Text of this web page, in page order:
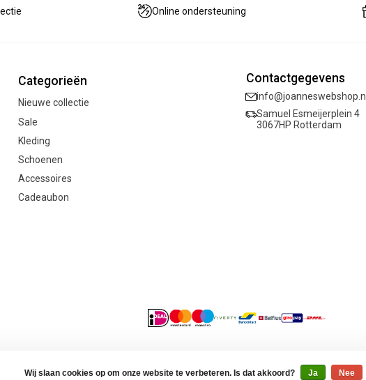
Online ondersteuning
Categorieën
Nieuwe collectie
Sale
Kleding
Schoenen
Accessoires
Cadeaubon
Contactgegevens
info@joanneswebshop.nl
Samuel Esmeijerplein 4
3067HP Rotterdam
voorwaardenPrivacybeleid
Wij slaan cookies op om onze website te verbeteren. Is dat akkoord? Ja Nee